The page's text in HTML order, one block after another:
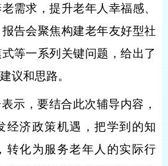
需求，提升老年人幸福感、
告会聚焦构建老年友好型社
等一系列关键问题，给出了
议和思路。
示，要结合此次辅导内容，
经济政策机遇，把学到的知
转化为服务老年人的实际行